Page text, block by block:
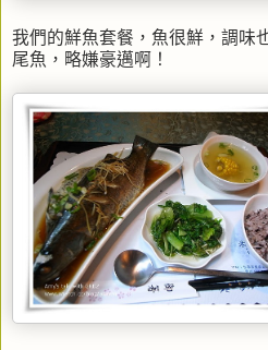
我們的鮮魚套餐，魚很鮮，調味
尾魚，略嫌豪邁啊！